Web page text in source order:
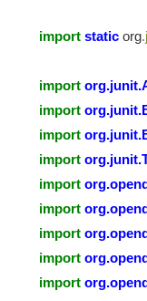
import static org.
import
import
import
import
import
import
import
import
import